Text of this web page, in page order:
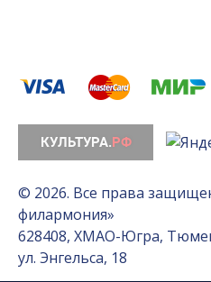
© 2026. Все права
филармония»
628408, ХМАО-Югра,
ул. Энгельса, 18